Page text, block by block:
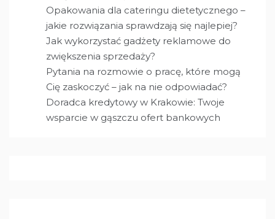
Opakowania dla cateringu dietetycznego –
jakie rozwiązania sprawdzają się najlepiej?
Jak wykorzystać gadżety reklamowe do
zwiększenia sprzedaży?
Pytania na rozmowie o pracę, które mogą
Cię zaskoczyć – jak na nie odpowiadać?
Doradca kredytowy w Krakowie: Twoje
wsparcie w gąszczu ofert bankowych